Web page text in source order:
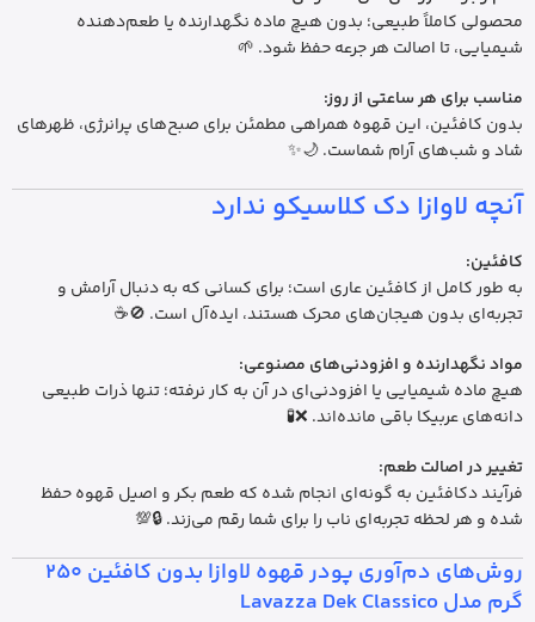
محصولی کاملاً طبیعی؛ بدون هیچ ماده نگهدارنده یا طعم‌دهنده
شیمیایی، تا اصالت هر جرعه حفظ شود. 🌱
مناسب برای هر ساعتی از روز:
بدون کافئین، این قهوه همراهی مطمئن برای صبح‌های پرانرژی، ظهرهای
شاد و شب‌های آرام شماست. 🌙✨
آنچه لاوازا دک کلاسیکو ندارد
کافئین:
به طور کامل از کافئین عاری است؛ برای کسانی که به دنبال آرامش و
تجربه‌ای بدون هیجان‌های محرک هستند، ایده‌آل است. 🚫☕
مواد نگهدارنده و افزودنی‌های مصنوعی:
هیچ ماده شیمیایی یا افزودنی‌ای در آن به کار نرفته؛ تنها ذرات طبیعی
دانه‌های عربیکا باقی مانده‌اند. ❌🧪
تغییر در اصالت طعم:
فرآیند دکافئین به گونه‌ای انجام شده که طعم بکر و اصیل قهوه حفظ
شده و هر لحظه تجربه‌ای ناب را برای شما رقم می‌زند. 🔒💯
روش‌های دم‌آوری پودر قهوه لاوازا بدون کافئین 250
گرم مدل Lavazza Dek Classico